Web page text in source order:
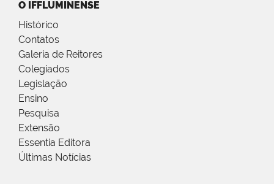
O IFFLUMINENSE
Histórico
Contatos
Galeria de Reitores
Colegiados
Legislação
Ensino
Pesquisa
Extensão
Essentia Editora
Últimas Notícias